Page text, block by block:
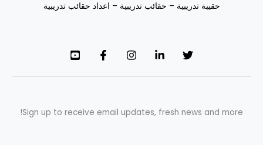
حقيبة تدريبية – حقائب تدريبية – اعداد حقائب تدريبية
Sign up to receive email updates, fresh news and more!